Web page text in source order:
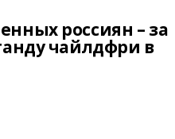
россиян – за
чайлдфри в